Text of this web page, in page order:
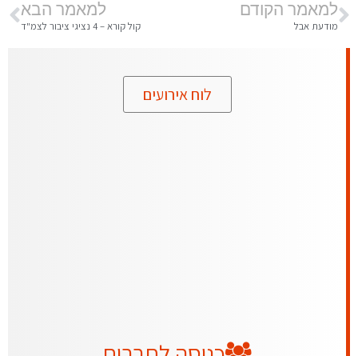
למאמר הקודם
מודעת אבל
למאמר הבא
קול קורא – 4 נציגי ציבור לצמ"ד
לוח אירועים